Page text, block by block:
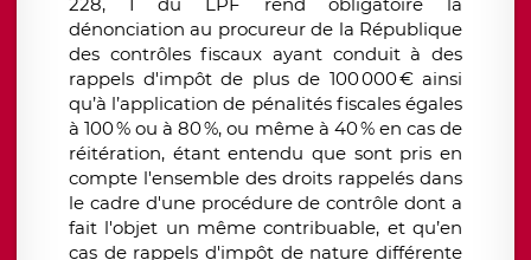
228, I du LPF rend obligatoire la
dénonciation au procureur de la République
des contrôles fiscaux ayant conduit à des
rappels d'impôt de plus de 100000€ainsi
qu’à l’application de pénalités fiscaleségales
à 100% ouà 80%, ou même à 40% en cas de
réitération, étant entendu que sont pris en
compte l'ensemble des droits rappelés dans
le cadre d'une procédure de contrôle dont a
fait l'objet un même contribuable, et qu’en
cas de rappels d'impôt de nature différente